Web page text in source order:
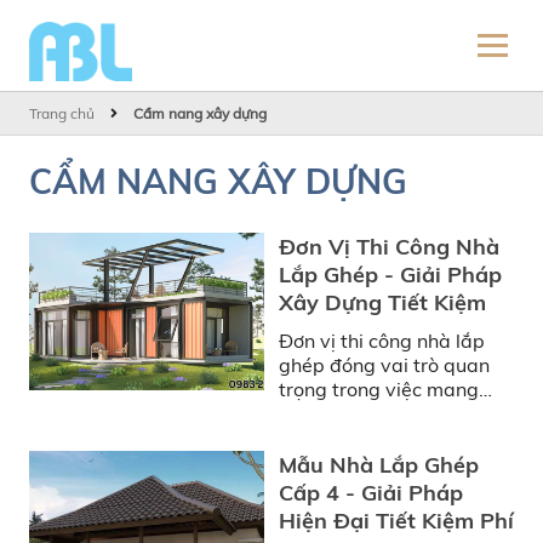
Trang chủ Cẩm nang xây dựng
CẨM NANG XÂY DỰNG
Đơn Vị Thi Công Nhà
Lắp Ghép - Giải Pháp
Xây Dựng Tiết Kiệm
Đơn vị thi công nhà lắp
ghép đóng vai trò quan
trọng trong việc mang
với nhà ở, mô hình này
còn được ứng dụng rộng
rãi cho văn phòng,
homestay và các công
Mẫu Nhà Lắp Ghép
Cấp 4 - Giải Pháp
Hiện Đại Tiết Kiệm Phí